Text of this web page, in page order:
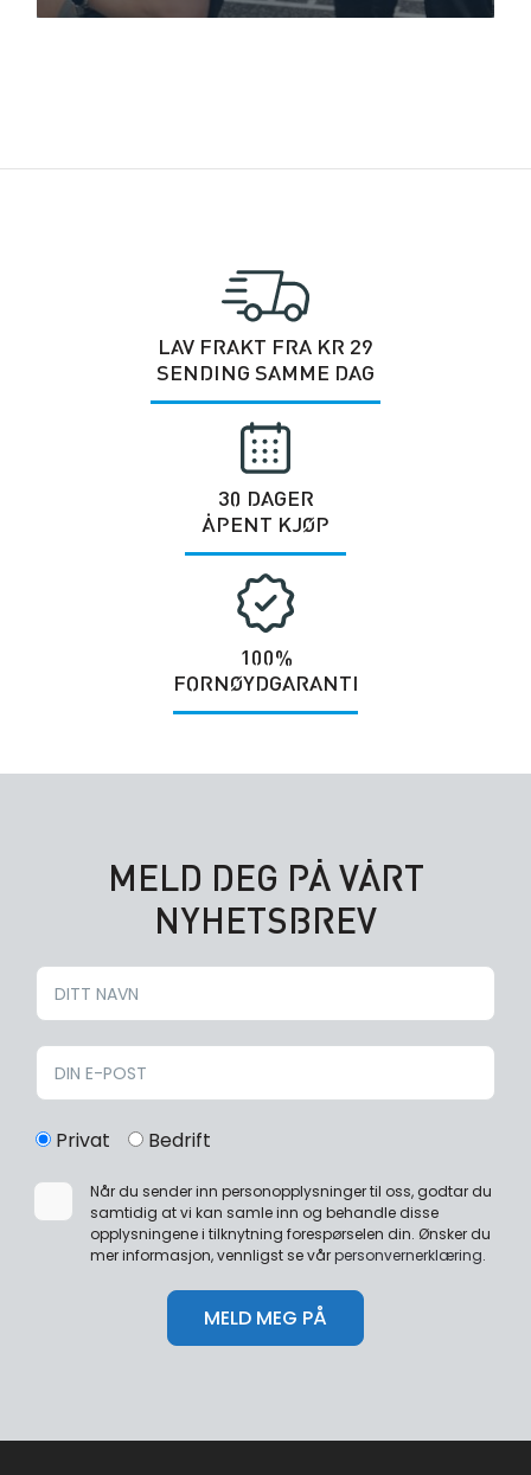
LAV FRAKT FRA KR 29
SENDING SAMME DAG
30 DAGER
ÅPENT KJØP
100%
FORNØYDGARANTI
MELD DEG PÅ VÅRT
NYHETSBREV
Privat Bedrift
Når du sender inn personopplysninger til oss, godtar du
samtidig at vi kan samle inn og behandle disse
opplysningene i tilknytning forespørselen din. Ønsker du
mer informasjon, vennligst se vårpersonvernerklæring.